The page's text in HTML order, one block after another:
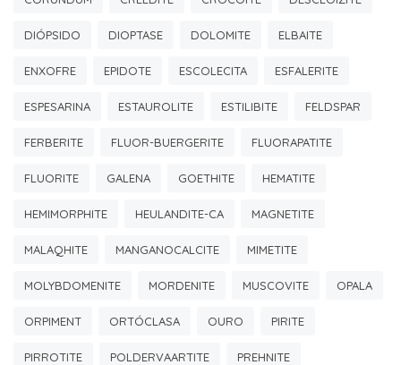
DIÓPSIDO DIOPTASE DOLOMITE ELBAITE
ENXOFRE EPIDOTE ESCOLECITA ESFALERITE
ESPESARINA ESTAUROLITE ESTILIBITE FELDSPAR
FERBERITE FLUOR-BUERGERITE FLUORAPATITE
FLUORITE GALENA GOETHITE HEMATITE
HEMIMORPHITE HEULANDITE-CA MAGNETITE
MALAQHITE MANGANOCALCITE MIMETITE
MOLYBDOMENITE MORDENITE MUSCOVITE OPALA
ORPIMENT ORTÓCLASA OURO PIRITE
PIRROTITE POLDERVAARTITE PREHNITE